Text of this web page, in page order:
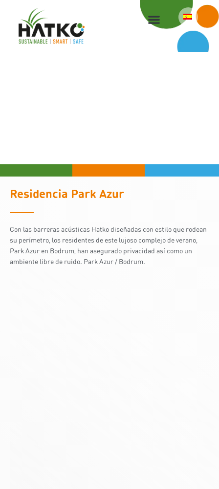
contenido
Residencia Park Azur
Con las barreras acústicas Hatko diseñadas con estilo que rodean
su perímetro, los residentes de este lujoso complejo de verano,
Park Azur en Bodrum, han asegurado privacidad así como un
ambiente libre de ruido. Park Azur / Bodrum.